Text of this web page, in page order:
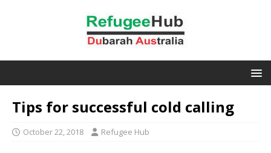
Tips for successful cold calling
October 22, 2018 Refugee Hub